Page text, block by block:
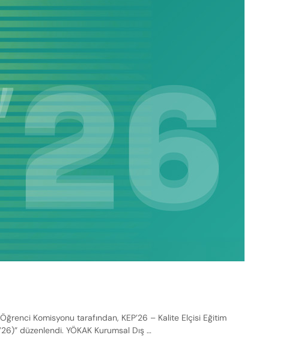
Komisyonu tarafından, KEP’26 – Kalite Elçisi Eğitim
düzenlendi. YÖKAK Kurumsal Dış …